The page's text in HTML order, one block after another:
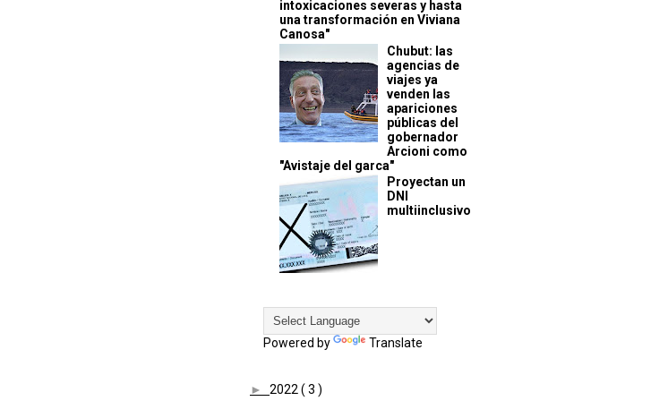
intoxicaciones severas y hasta
una transformación en Viviana
Canosa"
Chubut: las
agencias de
viajes ya
venden las
apariciones
públicas del
gobernador
Arcioni como
"Avistaje del garca"
Proyectan un
DNI
multiinclusivo
Powered by Translate
► 2022 ( 3 )